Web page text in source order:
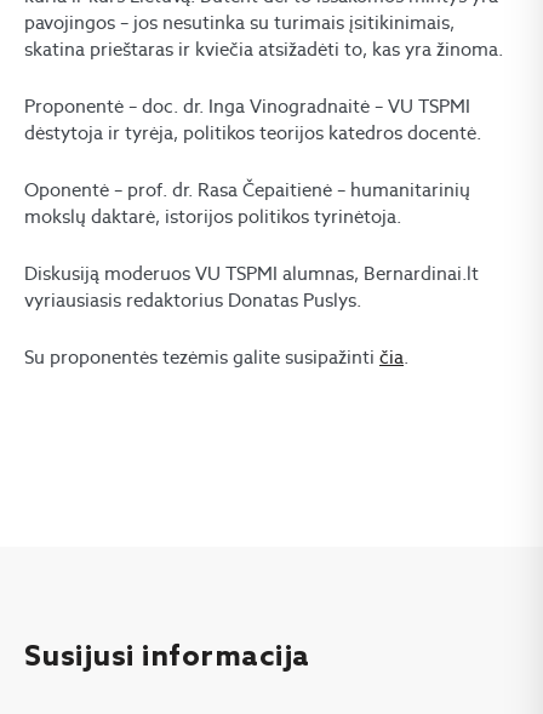
pavojingos – jos nesutinka su turimais įsitikinimais,
skatina prieštaras ir kviečia atsižadėti to, kas yra žinoma.
Proponentė – doc. dr. Inga Vinogradnaitė – VU TSPMI
dėstytoja ir tyrėja, politikos teorijos katedros docentė.
Oponentė – prof. dr. Rasa Čepaitienė – humanitarinių
mokslų daktarė, istorijos politikos tyrinėtoja.
Diskusiją moderuos VU TSPMI alumnas, Bernardinai.lt
vyriausiasis redaktorius Donatas Puslys.
Su proponentės tezėmis galite susipažinti čia
Susijusi informacija